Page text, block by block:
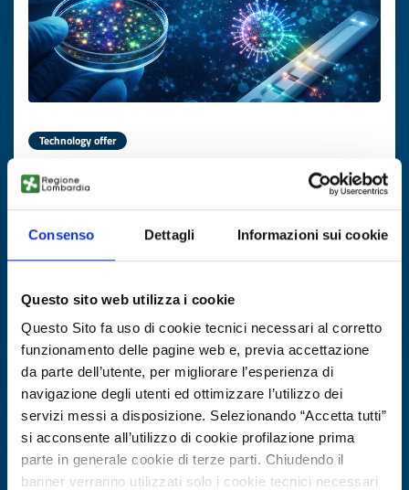
Consenso Dettagli Informazioni sui cookie
Questo sito web utilizza i cookie
Questo Sito fa uso di cookie tecnici necessari al corretto
funzionamento delle pagine web e, previa accettazione
da parte dell’utente, per migliorare l’esperienza di
navigazione degli utenti ed ottimizzare l’utilizzo dei
servizi messi a disposizione. Selezionando “Accetta tutti”
si acconsente all’utilizzo di cookie profilazione prima
parte in generale cookie di terze parti. Chiudendo il
banner verranno utilizzati solo i cookie tecnici necessari
Technology offer
Nanoparticelle fluorescenti TR
ID: TOFR20250620002
DISCOVER MORE →
Expires on30 gennaio 2027